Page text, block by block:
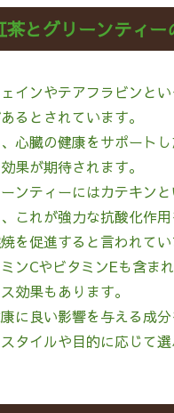
茶とグリーンティ
インやテアフラビンと
るとされています。
心臓の健康をサポート
果が期待されます。
ンティーにはカテキン
これが強力な抗酸化作
を促進すると言われてい
ンCやビタミンEも含ま
効果もあります。
に良い影響を与える成
タイルや目的に応じて